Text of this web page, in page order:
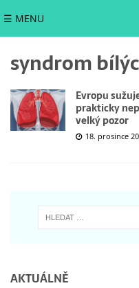
☰ MENU
syndrom
Evropu
prakticky
velký pozor
18. prosince
AKTUÁLNĚ